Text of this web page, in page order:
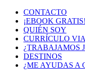
CONTACTO
¡EBOOK GRATIS!
QUIÉN SOY
CURRÍCULO
¿TRABAJAMOS
DESTINOS
¿ME AYUDAS A